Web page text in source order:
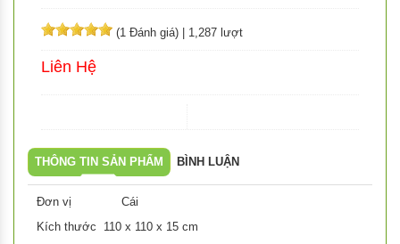
(1 Đánh giá) 1,287 lượt
Liên Hệ
THÔNG TIN SẢN PHẨM BÌNH LUẬN
Đơn vị Cái
Kích thước 110 x 110 x 15 cm